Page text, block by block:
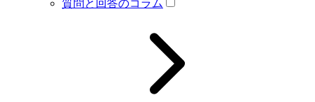
質問と回答のコラム